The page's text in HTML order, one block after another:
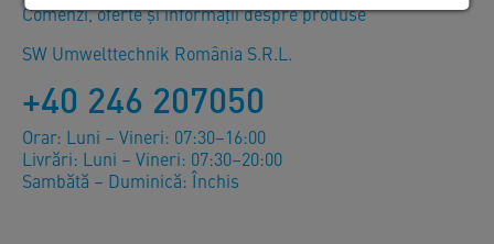
Comenzi, oferte și informații despre produse
SW Umwelttechnik România S.R.L.
+40 246 207050
Orar: Luni – Vineri: 07:30–16:00
Livrări: Luni – Vineri: 07:30–20:00
Sambătă – Duminică: Închis